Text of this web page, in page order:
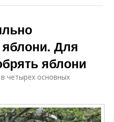
Для
яблони
четырех основных